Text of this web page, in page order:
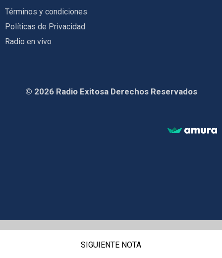
Términos y condiciones
Políticas de Privacidad
Radio en vivo
© 2026 Radio Exitosa Derechos Reservados
SIGUIENTE NOTA